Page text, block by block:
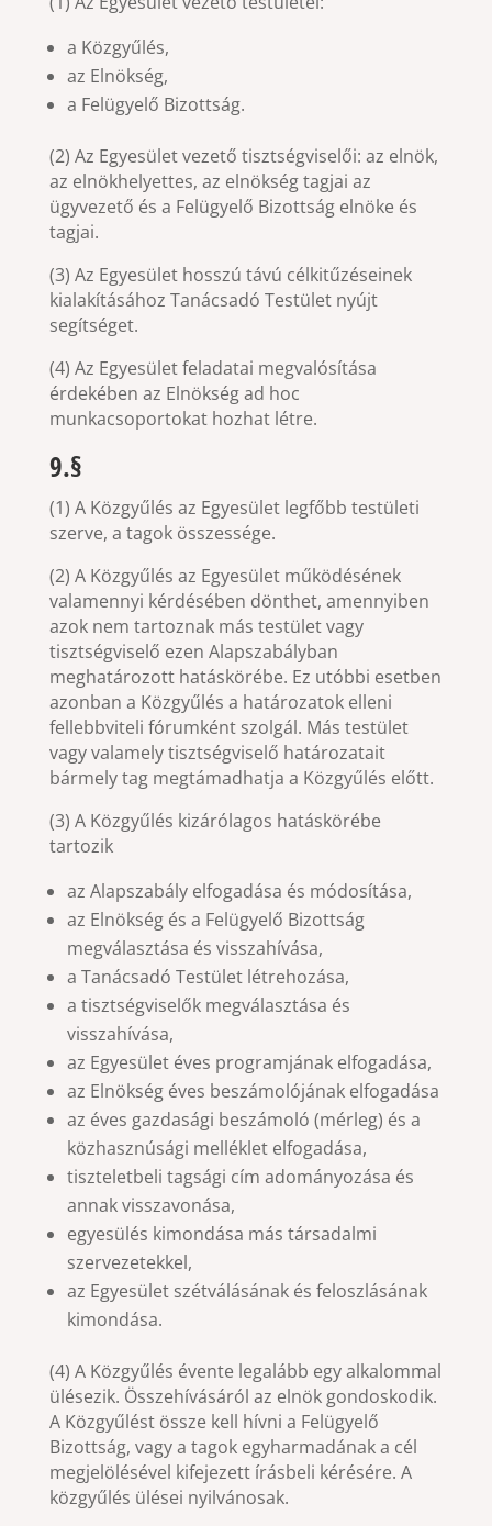
a Közgyűlés,
az Elnökség,
a Felügyelő Bizottság.
(2) Az Egyesület vezető tisztségviselői: az elnök,
az elnökhelyettes, az elnökség tagjai az
ügyvezető és a Felügyelő Bizottság elnöke és
tagjai.
(3) Az Egyesület hosszú távú célkitűzéseinek
kialakításához Tanácsadó Testület nyújt
segítséget.
(4) Az Egyesület feladatai megvalósítása
érdekében az Elnökség ad hoc
munkacsoportokat hozhat létre.
9.§
(1) A Közgyűlés az Egyesület legfőbb testületi
szerve, a tagok összessége.
(2) A Közgyűlés az Egyesület működésének
valamennyi kérdésében dönthet, amennyiben
azok nem tartoznak más testület vagy
tisztségviselő ezen Alapszabályban
meghatározott hatáskörébe. Ez utóbbi esetben
azonban a Közgyűlés a határozatok elleni
fellebbviteli fórumként szolgál. Más testület
vagy valamely tisztségviselő határozatait
bármely tag megtámadhatja a Közgyűlés előtt.
(3) A Közgyűlés kizárólagos hatáskörébe
tartozik
az Alapszabály elfogadása és módosítása,
az Elnökség és a Felügyelő Bizottság
megválasztása és visszahívása,
a Tanácsadó Testület létrehozása,
a tisztségviselők megválasztása és
visszahívása,
az Egyesület éves programjának elfogadása,
az Elnökség éves beszámolójának elfogadása
az éves gazdasági beszámoló (mérleg) és a
közhasznúsági melléklet elfogadása,
tiszteletbeli tagsági cím adományozása és
annak visszavonása,
egyesülés kimondása más társadalmi
szervezetekkel,
az Egyesület szétválásának és feloszlásának
kimondása.
(4) A Közgyűlés évente legalább egy alkalommal
ülésezik. Összehívásáról az elnök gondoskodik.
A Közgyűlést össze kell hívni a Felügyelő
Bizottság, vagy a tagok egyharmadának a cél
megjelölésével kifejezett írásbeli kérésére. A
közgyűlés ülései nyilvánosak.